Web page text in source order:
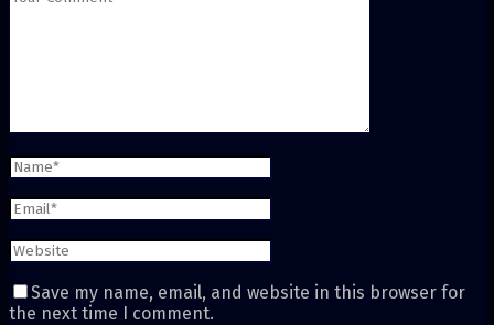
Save my name, email, and website in this browser for
the next time I comment.